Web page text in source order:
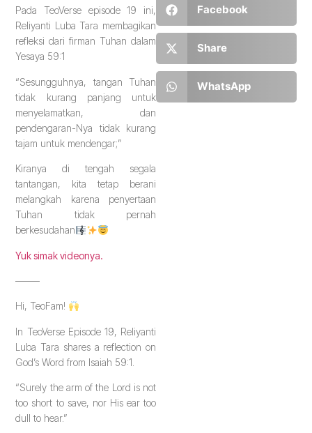
Pada TeoVerse episode 19 ini,
Reliyanti Luba Tara membagikan
refleksi dari firman Tuhan dalam
Yesaya 59:1
“Sesungguhnya, tangan Tuhan
tidak kurang panjang untuk
menyelamatkan, dan
pendengaran-Nya tidak kurang
tajam untuk mendengar;”
Kiranya di tengah segala
tantangan, kita tetap berani
melangkah karena penyertaan
Tuhan tidak pernah
berkesudahan
Yuk simak videonya.
——–
Hi, TeoFam!
In TeoVerse Episode 19, Reliyanti
Luba Tara shares a reflection on
God’s Word from Isaiah 59:1.
“Surely the arm of the Lord is not
too short to save, nor His ear too
dull to hear.”
Facebook
Share
WhatsApp